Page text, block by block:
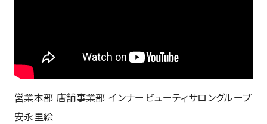
営業本部 店舗事業部 インナービューティサロングループ
安永里絵